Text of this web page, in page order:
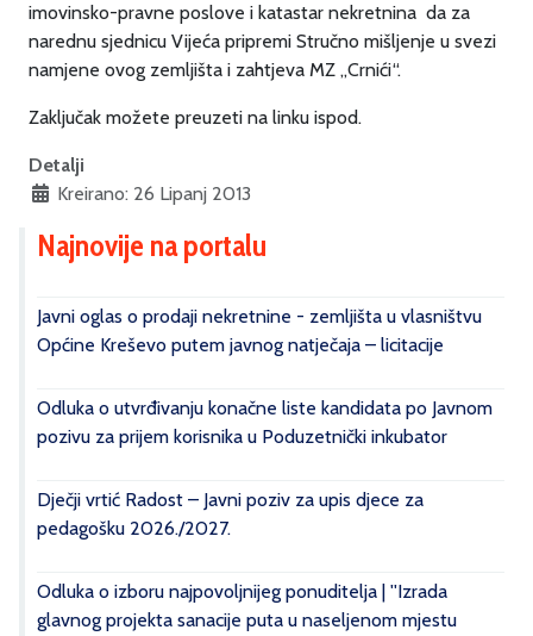
imovinsko-pravne poslove i katastar nekretnina da za
narednu sjednicu Vijeća pripremi Stručno mišljenje u svezi
namjene ovog zemljišta i zahtjeva MZ „Crnići“.
Zaključak možete preuzeti na linku ispod.
Detalji
Kreirano: 26 Lipanj 2013
Najnovije na portalu
Javni oglas o prodaji nekretnine - zemljišta u vlasništvu
Općine Kreševo putem javnog natječaja – licitacije
Odluka o utvrđivanju konačne liste kandidata po Javnom
pozivu za prijem korisnika u Poduzetnički inkubator
Dječji vrtić Radost – Javni poziv za upis djece za
pedagošku 2026./2027.
Odluka o izboru najpovoljnijeg ponuditelja | ''Izrada
glavnog projekta sanacije puta u naseljenom mjestu